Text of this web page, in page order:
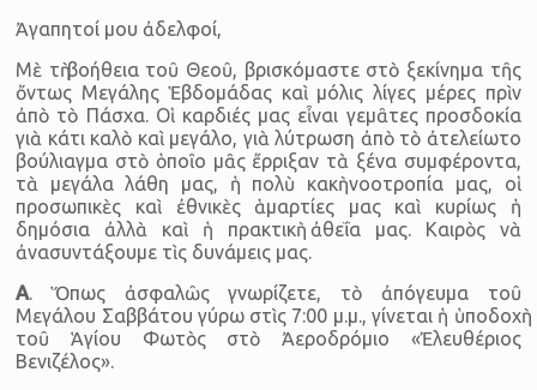
Ἀγαπητοί μου ἀδελφοί,
Μὲ τὴ βοήθεια τοῦ Θεοῦ, βρισκόμαστε στὸ ξεκίνημα τῆς
ὄντως Μεγάλης Ἑβδομάδας καὶ μόλις λίγες μέρες πρὶν
ἀπὸ τὸ Πάσχα. Οἱ καρδιές μας εἶναι γεμᾶτες προσδοκία
γιὰ κάτι καλὸ καὶ μεγάλο, γιὰ λύτρωση ἀπὸ τὸ ἀτελείωτο
βούλιαγμα στὸ ὁποῖο μᾶς ἔρριξαν τὰ ξένα συμφέροντα,
τὰ μεγάλα λάθη μας, ἡ πολὺ κακὴ νοοτροπία μας, οἱ
προσωπικὲς καὶ ἐθνικὲς ἁμαρτίες μας καὶ κυρίως ἡ
δημόσια ἀλλὰ καὶ ἡ πρακτικὴ ἀθεΐα μας. Καιρὸς νὰ
ἀνασυντάξουμε τὶς δυνάμεις μας.
Α. Ὅπως ἀσφαλῶς γνωρίζετε, τὸ ἀπόγευμα τοῦ
Μεγάλου Σαββάτου γύρω στὶς 7:00 μ.μ., γίνεται ἡ ὑποδοχὴ
τοῦ Ἁγίου Φωτὸς στὸ Ἀεροδρόμιο «Ἐλευθέριος
Βενιζέλος».